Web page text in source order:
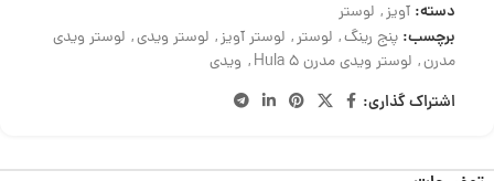
دسته: آویز, لوستر
برچسب: پنج رینگ, لوستر, لوستر آویز, لوستر ویدی, لوستر ویدی
مدرن, لوستر ویدی مدرن Hula 5 , ویدی
اشتراک گذاری: